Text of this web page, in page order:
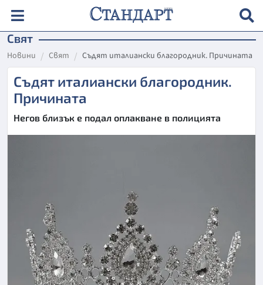
Свят
Новини Свят Съдят италиански благородник. Причината
Съдят италиански благородник.
Причината
Негов близък е подал оплакване в полицията